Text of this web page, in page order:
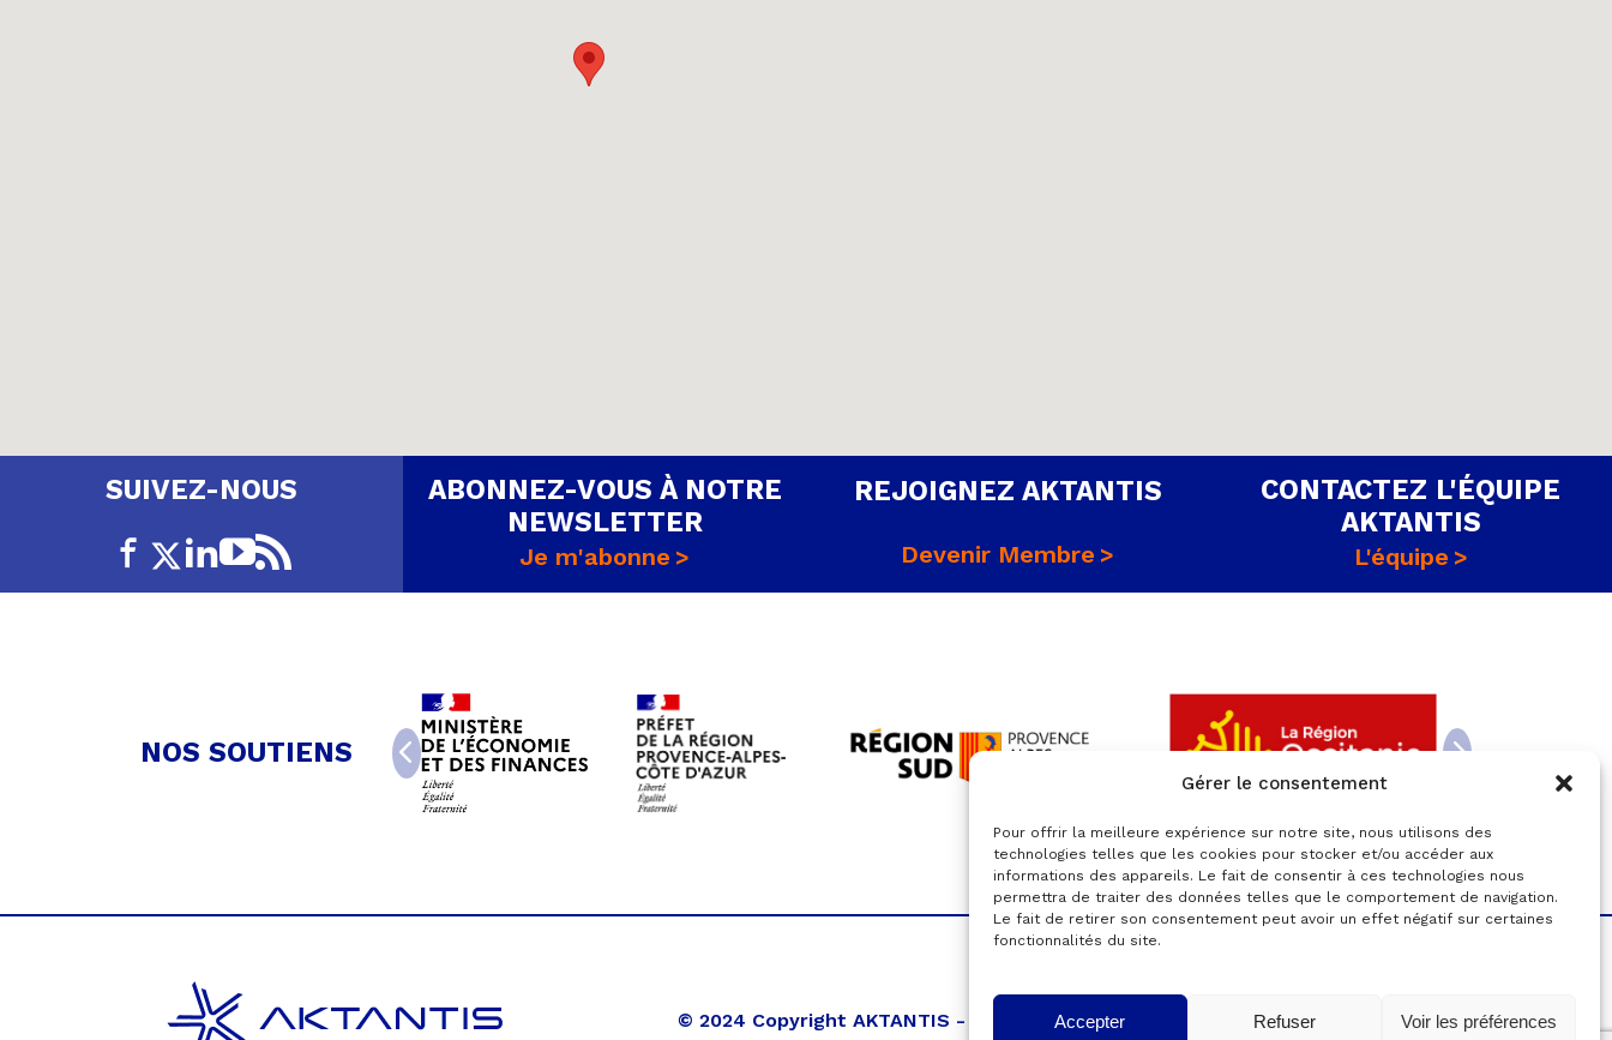
Gérer le consentement
Pour offrir la meilleure expérience sur notre site, nous utilisons des
technologies telles que les cookies pour stocker et/ou accéder aux
informations des appareils. Le fait de consentir à ces technologies nous
permettra de traiter des données telles que le comportement de navigation.
Le fait de retirer son consentement peut avoir un effet négatif sur certaines
fonctionnalités du site.
Accepter Refuser Voir les préférences
SUIVEZ-NOUS
ABONNEZ-VOUS À NOTRE
NEWSLETTER
Je m'abonne
REJOIGNEZ AKTANTIS
Devenir Membre
CONTACTEZ L'ÉQUIPE
AKTANTIS
L'équipe
NOS SOUTIENS
© 2024 Copyright AKTANTIS - Mentions légales